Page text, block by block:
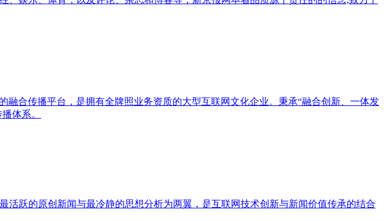
合传播平台，是拥有全牌照业务资质的大型互联网文化企业。秉承“融合创新、一体发
体系。
跃的原创新闻与最冷静的思想分析为两翼，是互联网技术创新与新闻价值传承的结合